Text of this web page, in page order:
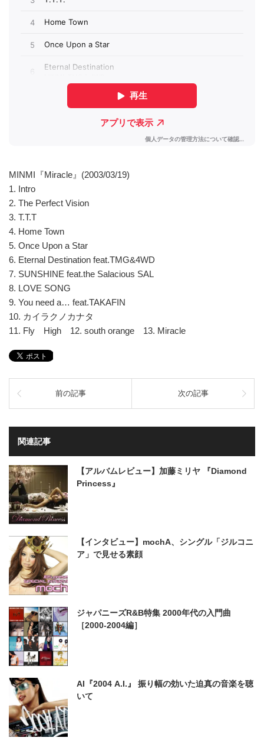
MINMI『Miracle』(2003/03/19)
1. Intro
2. The Perfect Vision
3. T.T.T
4. Home Town
5. Once Upon a Star
6. Eternal Destination feat.TMG&4WD
7. SUNSHINE feat.the Salacious SAL
8. LOVE SONG
9. You need a… feat.TAKAFIN
10. カイラクノカナタ
11. Fly High 12. south orange 13. Miracle
前の記事 次の記事
関連記事
【アルバムレビュー】加藤ミリヤ 『Diamond
Princess』
【インタビュー】mochA、シングル「ジルコニ
ア」で見せる素顔
ジャパニーズR&B特集 2000年代の入門曲
［2000-2004編］
AI『2004 A.I.』 振り幅の効いた迫真の音楽を聴
いて